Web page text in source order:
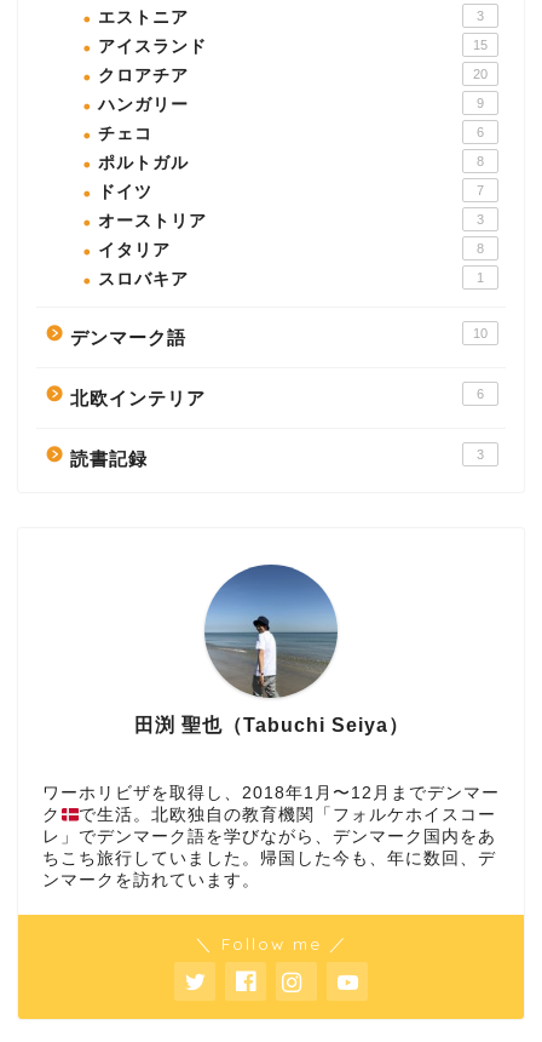
エストニア 3
アイスランド 15
クロアチア 20
ハンガリー 9
チェコ 6
ポルトガル 8
ドイツ 7
オーストリア 3
イタリア 8
スロバキア 1
デンマーク語 10
北欧インテリア 6
読書記録 3
田渕 聖也（Tabuchi Seiya）
ワーホリビザを取得し、2018年1月〜12月までデンマー
ク
で生活。北欧独自の教育機関「フォルケホイスコー
レ」でデンマーク語を学びながら、デンマーク国内をあ
ちこち旅行していました。帰国した今も、年に数回、デ
ンマークを訪れています。
＼ Follow me ／